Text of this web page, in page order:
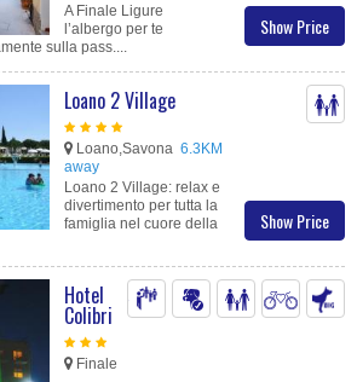
Show Price
A Finale Ligure
l’albergo per te
sulla pass....
Show Price
Loano 2 Village
Loano,Savona 6.3KM
away
Loano 2 Village: relax e
divertimento per tutta la
famiglia nel cuore della
Hotel
Colibri
Finale